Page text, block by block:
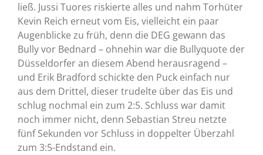
ließ. Jussi Tuores riskierte alles und nahm Torhüter
Kevin Reich erneut vom Eis, vielleicht ein paar
Augenblicke zu früh, denn die DEG gewann das
Bully vor Bednard – ohnehin war die Bullyquote der
Düsseldorfer an diesem Abend herausragend –
und Erik Bradford schickte den Puck einfach nur
aus dem Drittel, dieser trudelte über das Eis und
schlug nochmal ein zum 2:5. Schluss war damit
noch immer nicht, denn Sebastian Streu netzte
fünf Sekunden vor Schluss in doppelter Überzahl
zum 3:5-Endstand ein.